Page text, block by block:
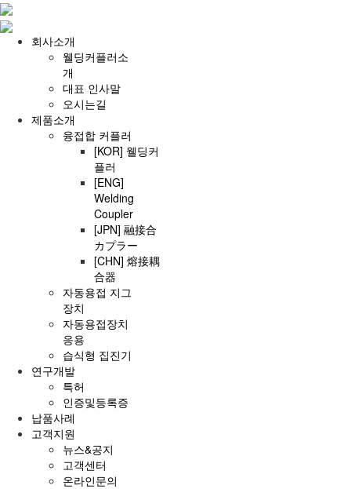
회사소개
웰딩커플러소
개
대표 인사말
오시는길
제품소개
융접합 커플러
[KOR] 웰딩커
플러
[ENG]
Welding
Coupler
[JPN] 融接合
カプラー
[CHN] 熔接耦
合器
자동용접 지그
장치
자동용접장치
응용
습식형 집진기
연구개발
특허
인증및등록증
납품사례
고객지원
뉴스&공지
고객센터
온라인문의